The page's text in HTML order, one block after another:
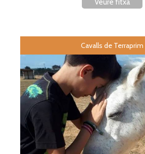
Veure fitxa
Cavalls de Terraprim